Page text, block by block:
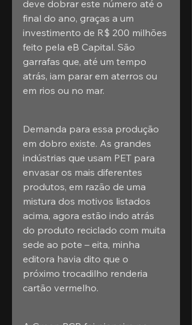
deve dobrar este número até o
final do ano, graças a um
investimento de R$ 200 milhões
feito pela eB Capital. São
garrafas que, até um tempo
atrás, iam parar em aterros ou
em rios ou no mar.
Demanda para essa produção
em dobro existe. As grandes
indústrias que usam PET para
envasar os mais diferentes
produtos, em razão de uma
mistura dos motivos listados
acima, agora estão indo atrás
do produto reciclado com muita
sede ao pote – eita, minha
editora havia dito que o
próximo trocadilho renderia
cartão vermelho.